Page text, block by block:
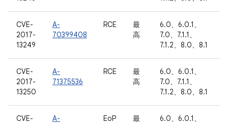
CVE-
2017-
13249
A-
70399408
RCE
最
高
6.0、6.0.1、
7.0、7.1.1、
7.1.2、8.0、8.1
CVE-
2017-
13250
A-
71375536
RCE
最
高
6.0、6.0.1、
7.0、7.1.1、
7.1.2、8.0、8.1
CVE-
A-
EoP
最
6.0、6.0.1、